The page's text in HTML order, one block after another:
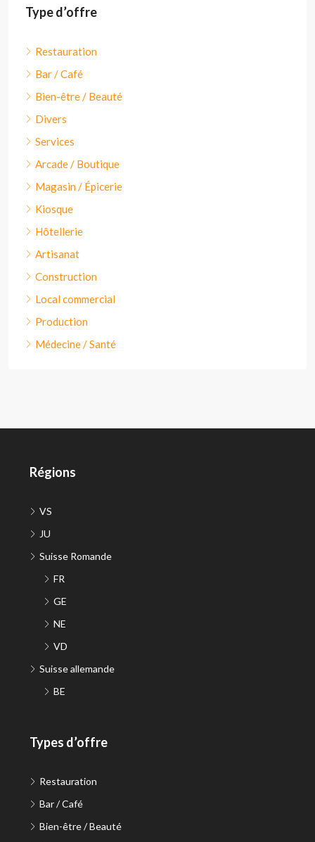
Type d’offre
Restauration
Bar / Café
Bien-être / Beauté
Divers
Services
Arcade / Boutique
Magasin / Épicerie
Kiosque
Hôtellerie
Artisanat
Construction
Local commercial
Production
Médecine / Santé
Régions
VS
JU
Suisse Romande
FR
GE
NE
VD
Suisse allemande
BE
Types d’offre
Restauration
Bar / Café
Bien-être / Beauté